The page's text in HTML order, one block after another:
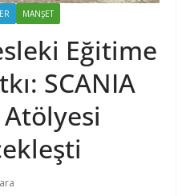
MANŞET
Eğitime
SCANIA
Atölyesi